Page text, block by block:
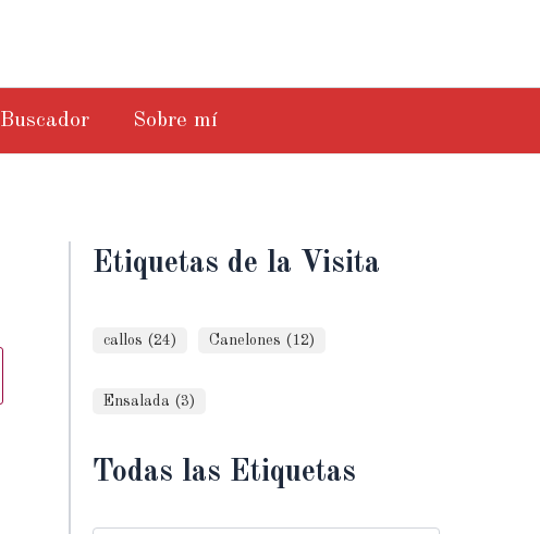
Buscador Sobre mí
Etiquetas de la Visita
callos (24) Canelones (12)
Ensalada (3)
Todas las Etiquetas